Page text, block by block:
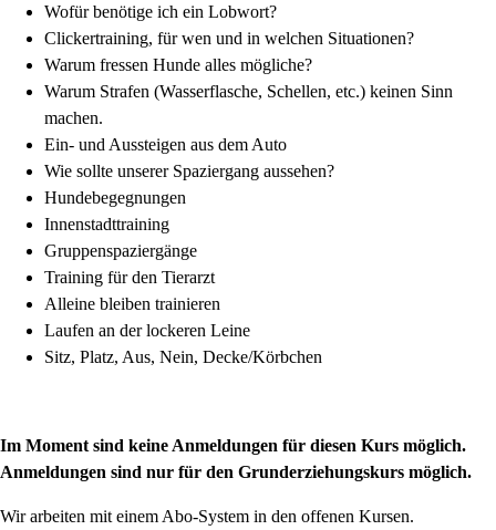
Wofür benötige ich ein Lobwort?
Clickertraining, für wen und in welchen Situationen?
Warum fressen Hunde alles mögliche?
Warum Strafen (Wasserflasche, Schellen, etc.) keinen Sinn
machen.
Ein- und Aussteigen aus dem Auto
Wie sollte unserer Spaziergang aussehen?
Hundebegegnungen
Innenstadttraining
Gruppenspaziergänge
Training für den Tierarzt
Alleine bleiben trainieren
Laufen an der lockeren Leine
Sitz, Platz, Aus, Nein, Decke/Körbchen
Im Moment sind keine Anmeldungen für diesen Kurs möglich.
Anmeldungen sind nur für den Grunderziehungskurs möglich.
Wir arbeiten mit einem Abo-System in den offenen Kursen.